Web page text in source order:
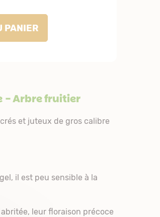
PANIER
- Arbre fruitier
et juteux de gros calibre
il est peu sensible à la
leur floraison précoce